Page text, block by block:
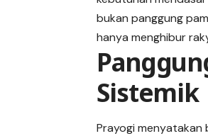
bukan panggung
hanya menghibur
Sistemik
Prayogi menyatakan